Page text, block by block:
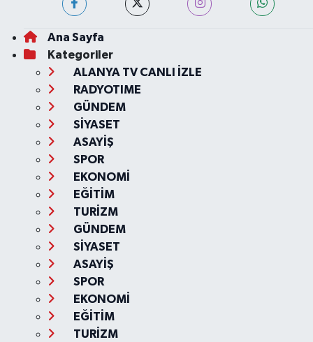
Ana Sayfa
Kategoriler
ALANYA TV CANLI İZLE
RADYOTIME
GÜNDEM
SİYASET
ASAYİŞ
SPOR
EKONOMİ
EĞİTİM
TURİZM
GÜNDEM
SİYASET
ASAYİŞ
SPOR
EKONOMİ
EĞİTİM
TURİZM